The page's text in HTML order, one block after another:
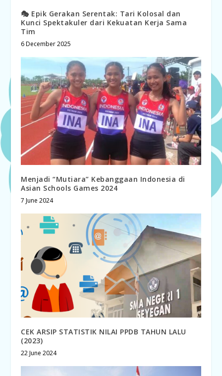
🎭 Epik Gerakan Serentak: Tari Kolosal dan
Kunci Spektakuler dari Kekuatan Kerja Sama
Tim
6 December 2025
Menjadi “Mutiara” Kebanggaan Indonesia di
Asian Schools Games 2024
7 June 2024
CEK ARSIP STATISTIK NILAI PPDB TAHUN LALU
(2023)
22 June 2024